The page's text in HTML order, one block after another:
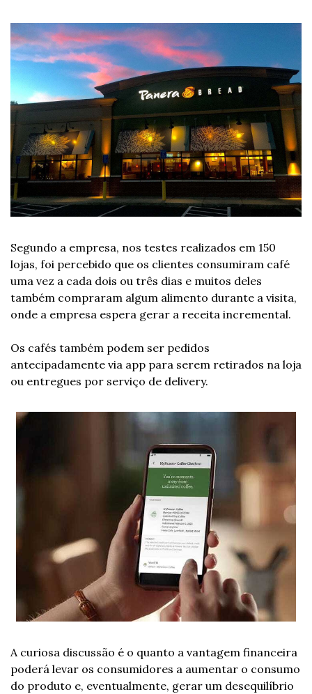
Segundo a empresa, nos testes realizados em 150
lojas, foi percebido que os clientes consumiram café
uma vez a cada dois ou três dias e muitos deles
também compraram algum alimento durante a visita,
onde a empresa espera gerar a receita incremental.
Os cafés também podem ser pedidos
antecipadamente via app para serem retirados na loja
ou entregues por serviço de delivery.
A curiosa discussão é o quanto a vantagem financeira
poderá levar os consumidores a aumentar o consumo
do produto e, eventualmente, gerar um desequilíbrio